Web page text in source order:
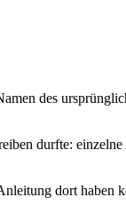
des
durfte:
dort